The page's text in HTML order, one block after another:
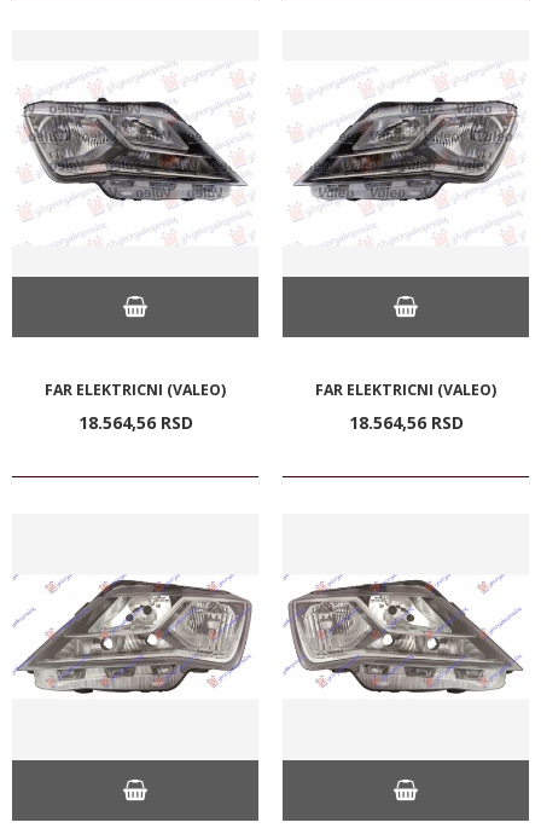
FAR ELEKTRICNI (VALEO)
18.564,56 RSD
FAR ELEKTRICNI (VALEO)
18.564,56 RSD